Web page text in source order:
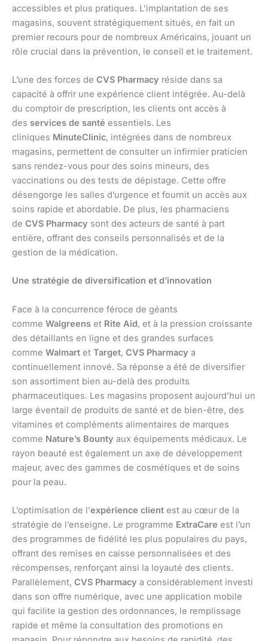
accessibles et plus pratiques. L’implantation de ses
magasins, souvent stratégiquement situés, en fait un
premier recours pour de nombreux Américains, jouant un
rôle crucial dans la prévention, le conseil et le traitement.
L’une des forces de CVS Pharmacy réside dans sa
capacité à offrir une expérience client intégrée. Au-delà
du comptoir de prescription, les clients ont accès à
des services de santé essentiels. Les
cliniques MinuteClinic, intégrées dans de nombreux
magasins, permettent de consulter un infirmier praticien
sans rendez-vous pour des soins mineurs, des
vaccinations ou des tests de dépistage. Cette offre
désengorge les salles d’urgence et fournit un accès aux
soins rapide et abordable. De plus, les pharmaciens
de CVS Pharmacy sont des acteurs de santé à part
entière, offrant des conseils personnalisés et de la
gestion de la médication.
Une stratégie de diversification et d’innovation
Face à la concurrence féroce de géants
comme Walgreens et Rite Aid, et à la pression croissante
des détaillants en ligne et des grandes surfaces
comme Walmart et Target, CVS Pharmacy a
continuellement innové. Sa réponse a été de diversifier
son assortiment bien au-delà des produits
pharmaceutiques. Les magasins proposent aujourd’hui un
large éventail de produits de santé et de bien-être, des
vitamines et compléments alimentaires de marques
comme Nature’s Bounty aux équipements médicaux. Le
rayon beauté est également un axe de développement
majeur, avec des gammes de cosmétiques et de soins
pour la peau.
L’optimisation de l’expérience client est au cœur de la
stratégie de l’enseigne. Le programme ExtraCare est l’un
des programmes de fidélité les plus populaires du pays,
offrant des remises en caisse personnalisées et des
récompenses, renforçant ainsi la loyauté des clients.
Parallèlement, CVS Pharmacy a considérablement investi
dans son offre numérique, avec une application mobile
qui facilite la gestion des ordonnances, le remplissage
rapide et même la consultation des promotions en